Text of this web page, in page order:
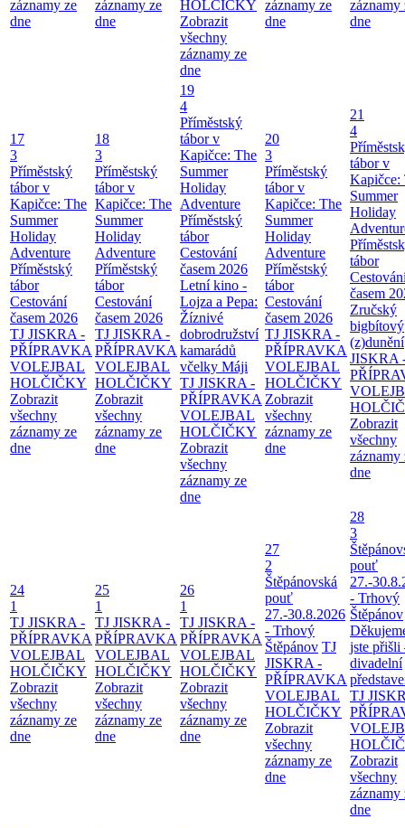
záznamy ze
dne
záznamy ze
dne
HOLČIČKY
Zobrazit
všechny
záznamy ze
dne
záznamy ze
dne
záznamy
dne
17
3
Příměstský
tábor v
Kapičce: The
Summer
Holiday
Adventure
Příměstský
tábor
Cestování
časem 2026
TJ JISKRA -
PŘÍPRAVKA
VOLEJBAL
HOLČIČKY
Zobrazit
všechny
záznamy ze
dne
18
3
Příměstský
tábor v
Kapičce: The
Summer
Holiday
Adventure
Příměstský
tábor
Cestování
časem 2026
TJ JISKRA -
PŘÍPRAVKA
VOLEJBAL
HOLČIČKY
Zobrazit
všechny
záznamy ze
dne
19
4
Příměstský
tábor v
Kapičce: The
Summer
Holiday
Adventure
Příměstský
tábor
Cestování
časem 2026
Letní kino -
Lojza a Pepa:
Žíznivé
dobrodružství
kamarádů
včelky Máji
TJ JISKRA -
PŘÍPRAVKA
VOLEJBAL
HOLČIČKY
Zobrazit
všechny
záznamy ze
dne
20
3
Příměstský
tábor v
Kapičce: The
Summer
Holiday
Adventure
Příměstský
tábor
Cestování
časem 2026
TJ JISKRA -
PŘÍPRAVKA
VOLEJBAL
HOLČIČKY
Zobrazit
všechny
záznamy ze
dne
21
4
tábor v
Kapičce:
Summer
Holiday
tábor
časem
Zručský
bigbítový
(z)dunění
JISKRA
Zobrazit
všechny
záznamy
dne
24
1
TJ JISKRA -
PŘÍPRAVKA
VOLEJBAL
HOLČIČKY
Zobrazit
všechny
záznamy ze
dne
25
1
TJ JISKRA -
PŘÍPRAVKA
VOLEJBAL
HOLČIČKY
Zobrazit
všechny
záznamy ze
dne
26
1
TJ JISKRA -
PŘÍPRAVKA
VOLEJBAL
HOLČIČKY
Zobrazit
všechny
záznamy ze
dne
27
2
Štěpánovská
pouť
27.-30.8.2026
- Trhový
Štěpánov TJ
JISKRA -
PŘÍPRAVKA
VOLEJBAL
HOLČIČKY
Zobrazit
všechny
záznamy ze
dne
28
3
pouť
27.-
- Trhový
Štěpánov
jste přišli
divadelní
TJ
Zobrazit
všechny
záznamy
dne